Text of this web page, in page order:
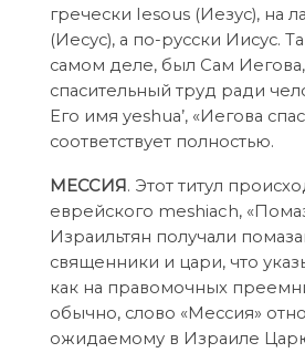
гречески Iesous (Иезус), на
(Иесус), а по-русски Иисус.
самом деле, был Сам
спасительный труд ради
Его имя yeshua’, «Иегова
соответствует полностью.
МЕССИЯ. Этот титул
еврейского meshiach,
Израильтян получали
священники и цари, что
как на правомочных
обычно, слово «Мессия»
ожидаемому в Израиле